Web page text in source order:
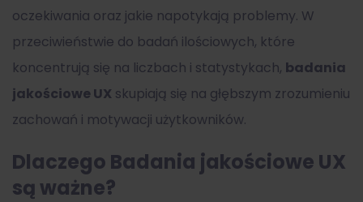
oczekiwania oraz jakie napotykają problemy. W
przeciwieństwie do badań ilościowych, które
koncentrują się na liczbach i statystykach, badania
jakościowe UX skupiają się na głębszym zrozumieniu
zachowań i motywacji użytkowników.
Dlaczego Badania jakościowe UX
są ważne?